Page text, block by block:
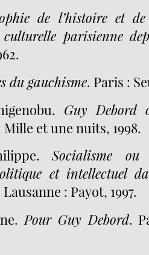
de l’histoire et
parisienne
du gauchisme. Paris :
Guy Debord
Mille et une nuits, 1998.
Socialisme
et intellectuel
Lausanne : Payot, 1997.
Pour Guy Debord.